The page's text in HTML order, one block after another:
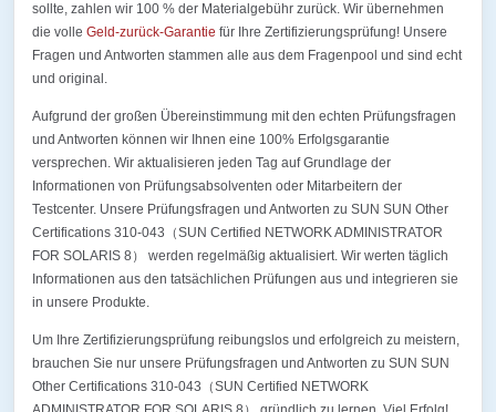
sollte, zahlen wir 100 % der Materialgebühr zurück. Wir übernehmen
die volle Geld-zurück-Garantie für Ihre Zertifizierungsprüfung! Unsere
Fragen und Antworten stammen alle aus dem Fragenpool und sind echt
und original.
Aufgrund der großen Übereinstimmung mit den echten Prüfungsfragen
und Antworten können wir Ihnen eine 100% Erfolgsgarantie
versprechen. Wir aktualisieren jeden Tag auf Grundlage der
Informationen von Prüfungsabsolventen oder Mitarbeitern der
Testcenter. Unsere Prüfungsfragen und Antworten zu SUN SUN Other
Certifications 310-043（SUN Certified NETWORK ADMINISTRATOR
FOR SOLARIS 8） werden regelmäßig aktualisiert. Wir werten täglich
Informationen aus den tatsächlichen Prüfungen aus und integrieren sie
in unsere Produkte.
Um Ihre Zertifizierungsprüfung reibungslos und erfolgreich zu meistern,
brauchen Sie nur unsere Prüfungsfragen und Antworten zu SUN SUN
Other Certifications 310-043（SUN Certified NETWORK